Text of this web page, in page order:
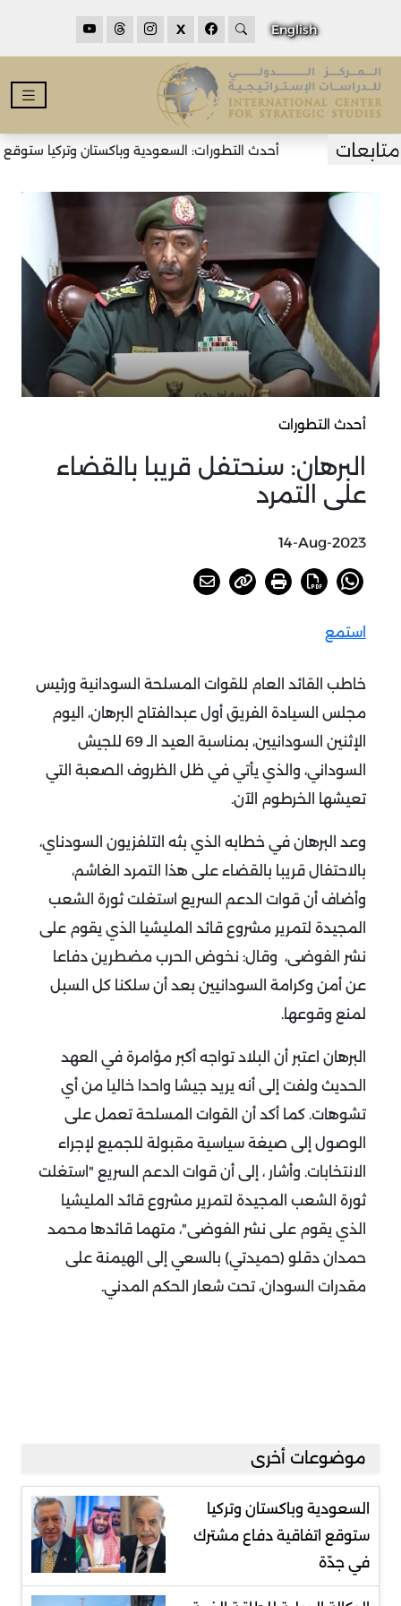
English
X
أحدث التطورات: السعودية وباكستان وتركيا ستوقع
أحدث التطورات
البرهان: سنحتفل قريبا بالقضاء
على التمرد
14-Aug-2023
استمع
خاطب القائد العام للقوات المسلحة السودانية ورئيس
مجلس السيادة الفريق أول عبدالفتاح البرهان، اليوم
الإثنين السودانيين، بمناسبة العيد الـ 69 للجيش
السوداني، والذي يأتي في ظل الظروف الصعبة التي
تعيشها الخرطوم الآن.
وعد البرهان في خطابه الذي بثه التلفزيون السودناي،
بالاحتفال قريبا بالقضاء على هذا التمرد الغاشم،
وأضاف أن قوات الدعم السريع استغلت ثورة الشعب
المجيدة لتمرير مشروع قائد المليشيا الذي يقوم على
نشر الفوضى، وقال: نخوض الحرب مضطرين دفاعا
عن أمن وكرامة السودانيين بعد أن سلكنا كل السبل
لمنع وقوعها.
البرهان اعتبر أن البلاد تواجه أكبر مؤامرة في العهد
الحديث ولفت إلى أنه يريد جيشا واحدا خاليا من أي
تشوهات. كما أكد أن القوات المسلحة تعمل على
الوصول إلى صيغة سياسية مقبولة للجميع لإجراء
الانتخابات. وأشار ، إلى أن قوات الدعم السريع "استغلت
ثورة الشعب المجيدة لتمرير مشروع قائد المليشيا
الذي يقوم على نشر الفوضى"، متهما قائدها محمد
حمدان دقلو (حميدتي) بالسعي إلى الهيمنة على
مقدرات السودان، تحت شعار الحكم المدني.
موضوعات أخرى
السعودية وباكستان وتركيا
ستوقع اتفاقية دفاع مشترك
في جدّة